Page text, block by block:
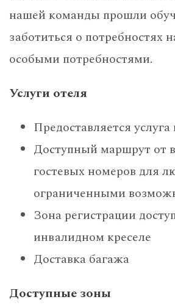
нашей команды прошли
заботиться о потребностях
особыми потребностями.
Услуги отеля
Предоставляется
Доступный маршрут от
гостевых номеров для
ограниченными
Зона регистрации
инвалидном креселе
Доставка багажа
Доступные зоны